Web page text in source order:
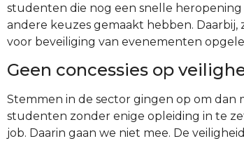
studenten die nog een snelle
andere keuzes gemaakt hebben.
voor beveiliging van evenementen
Geen concessies op
Stemmen in de sector gingen op om dan
studenten zonder enige opleiding in te
job. Daarin gaan we niet mee. De